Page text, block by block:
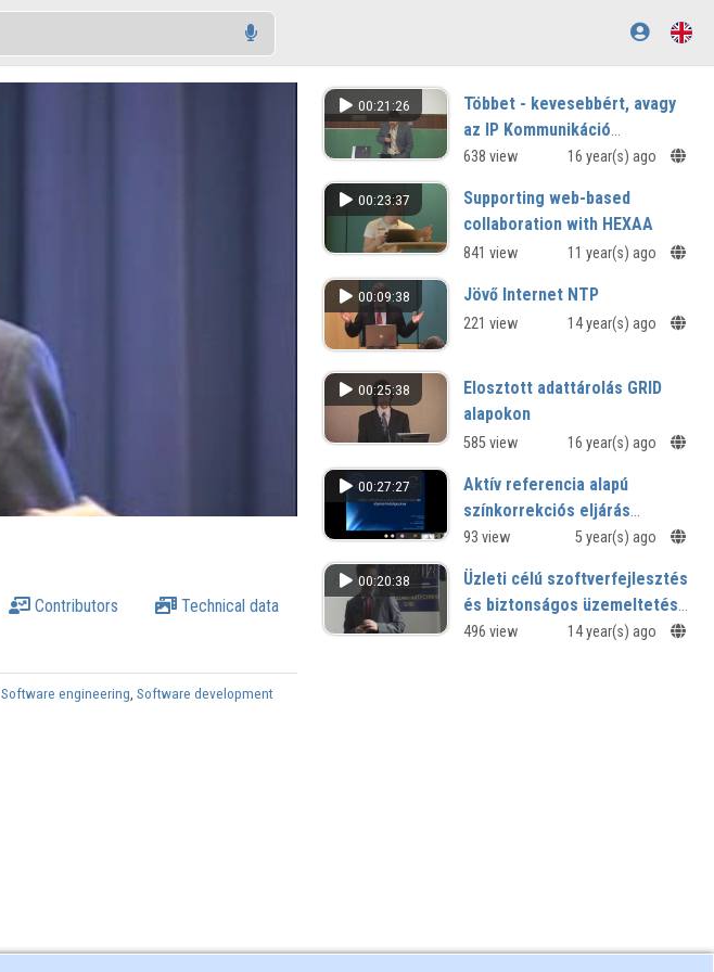
Contributors Technical data
Software engineering,Software development
00:21:26
Többet - kevesebbért, avagy
az IP Kommunikáció
alkalmazása az intézményi
638 view 16 year(s) ago
00:23:37
Supporting web-based
collaboration with HEXAA
841 view 11 year(s) ago
00:09:38 Jövő Internet NTP
221 view 14 year(s) ago
00:25:38
Elosztott adattárolás GRID
alapokon
585 view 16 year(s) ago
00:27:27
Aktív referencia alapú
színkorrekciós eljárás
kidolgozása
93 view 5 year(s) ago
00:20:38
Üzleti célú szoftverfejlesztés
és biztonságos üzemeltetést
támogató szolgáltatások
496 view 14 year(s) ago